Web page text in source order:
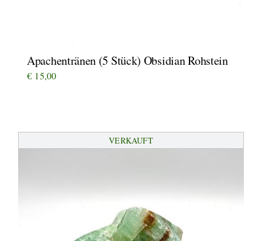
Apachentränen (5 Stück) Obsidian Rohstein
€ 15,00
VERKAUFT